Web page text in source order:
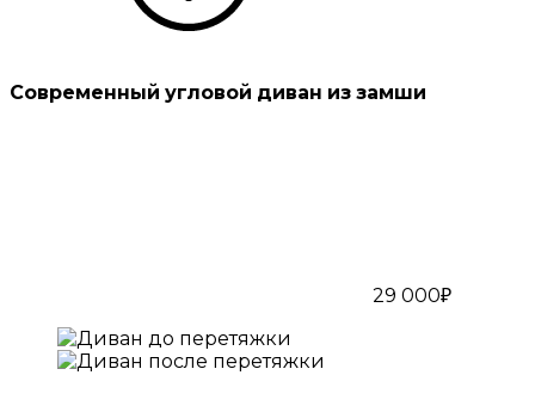
Современный угловой диван из замши
29 000₽